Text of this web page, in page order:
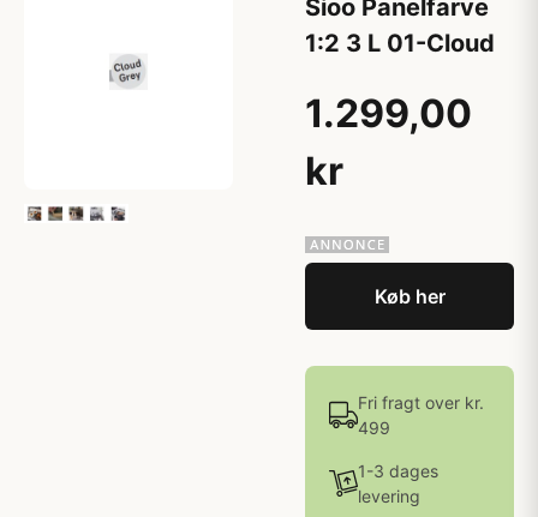
Sioo Panelfarve
1:2 3 L 01-Cloud
1.299,00
kr
Køb her
Fri fragt over kr.
499
1-3 dages
levering